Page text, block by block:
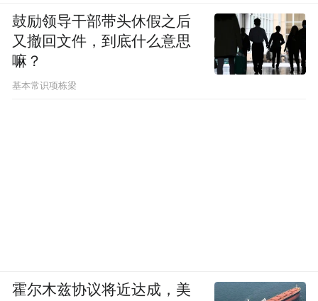
鼓励领导干部带头休假之后
又撤回文件，到底什么意思
嘛？
基本常识项栋梁
霍尔木兹协议将近达成，美